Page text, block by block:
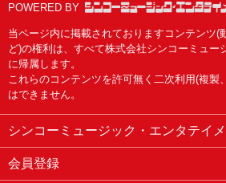
POWERED BY
当ページ内に掲載されておりますコンテンツ(
ど)の権利は、すべて株式会社シンコーミュー
に帰属します。
これらのコンテンツを許可無く二次利用(複製
はできません。
シンコーミュージック・エンタテイメ
会員登録